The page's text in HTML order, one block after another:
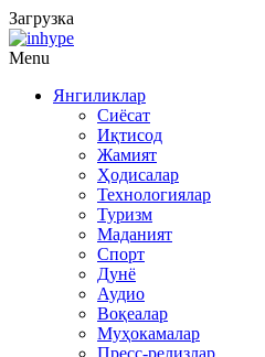
Загрузка
Menu
Янгиликлар
Сиёсат
Иқтисод
Жамият
Ҳодисалар
Технологиялар
Туризм
Маданият
Спорт
Дунё
Аудио
Воқеалар
Муҳокамалар
Пресс-релизлар